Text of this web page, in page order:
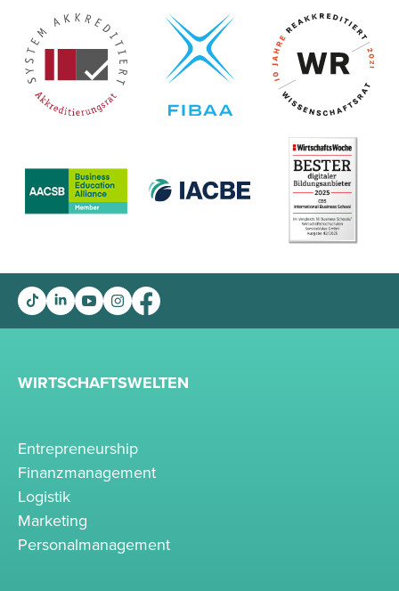
WIRTSCHAFTSWELTEN
Entrepreneurship
Finanzmanagement
Logistik
Marketing
Personalmanagement